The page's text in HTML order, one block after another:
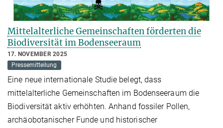
Mittelalterliche Gemeinschaften förderten die
Biodiversität im Bodenseeraum
17. NOVEMBER 2025
Pressemitteilung
Eine neue internationale Studie belegt, dass
mittelalterliche Gemeinschaften im Bodenseeraum die
Biodiversität aktiv erhöhten. Anhand fossiler Pollen,
archäobotanischer Funde und historischer